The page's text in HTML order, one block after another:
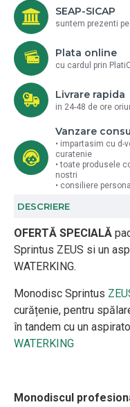
SEAP-SICAP
suntem prezenti
Plata online
cu cardul prin
Livrare rapida
in 24-48 de ore
Vanzare
• impartasim cu d-
curatenie
• toate produsele
nostri
• consiliere
DESCRIERE
OFERTĂ SPECIALĂ
Sprintus ZEUS si un
WATERKING.
Monodisc Sprintus
curățenie, pentru
în tandem cu un
WATERKING
Monodiscul